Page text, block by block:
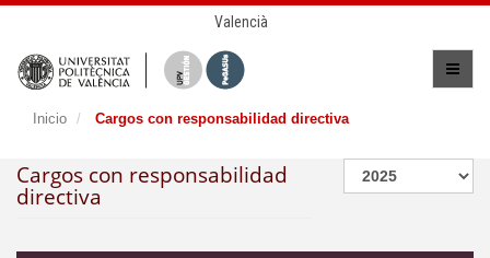
Valencià
Inicio Cargos con responsabilidad directiva
Cargos con responsabilidad
directiva